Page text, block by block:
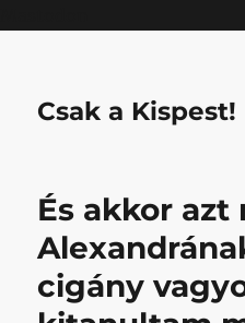
Csak a Kispest!
És akkor azt
cigány